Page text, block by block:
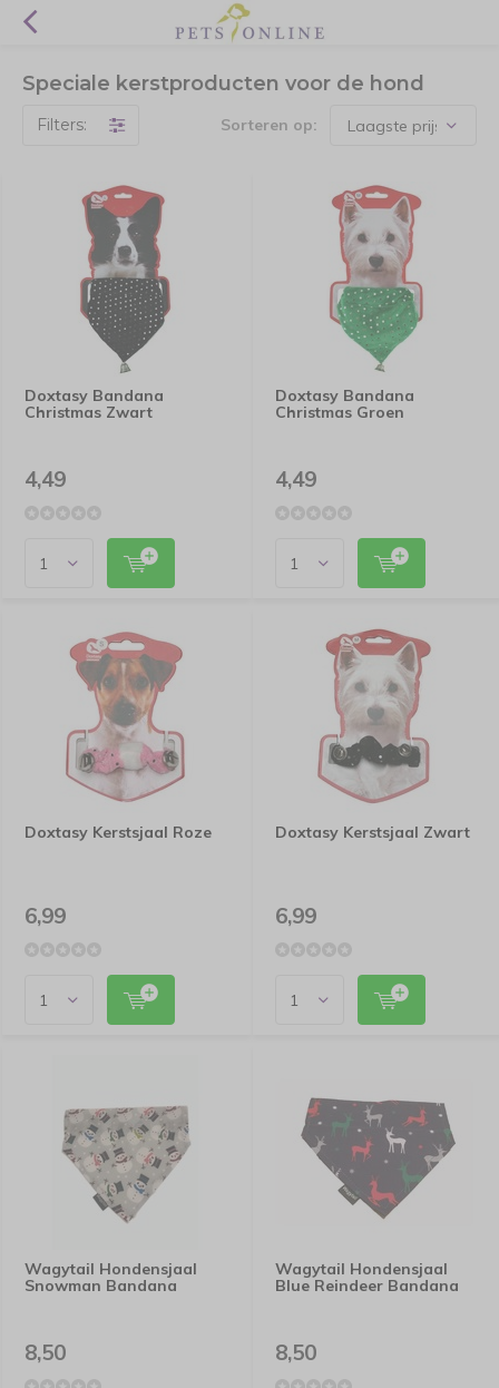
Speciale kerstproducten voor de hond
Filters: Sorteren op:
Doxtasy Bandana
Christmas Zwart
4,49
Doxtasy Bandana
Christmas Groen
4,49
Doxtasy Kerstsjaal Roze
6,99
Doxtasy Kerstsjaal Zwart
6,99
Wagytail Hondensjaal
Snowman Bandana
8,50
Wagytail Hondensjaal
Blue Reindeer Bandana
8,50